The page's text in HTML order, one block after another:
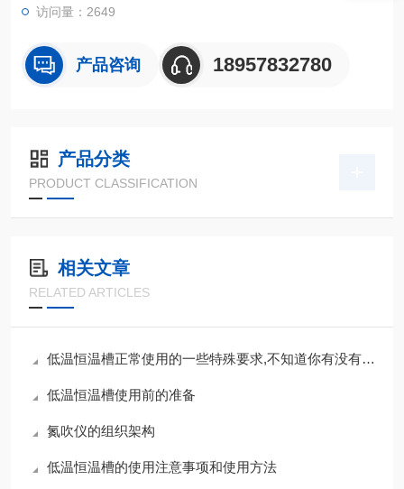
访问量：2649
产品咨询 18957832780
产品分类
PRODUCT CLASSIFICATION
相关文章
RELATED ARTICLES
低温恒温槽正常使用的一些特殊要求,不知道你有没有注意到
低温恒温槽使用前的准备
氮吹仪的组织架构
低温恒温槽的使用注意事项和使用方法